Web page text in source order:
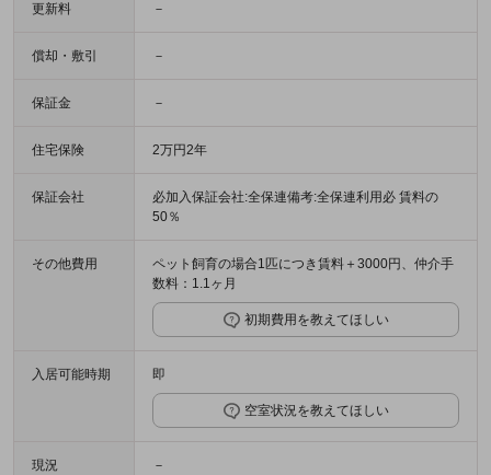
更新料 －
償却・敷引 －
保証金 －
住宅保険 2万円2年
保証会社
必加入保証会社:全保連備考:全保連利用必 賃料の
50％
その他費用
ペット飼育の場合1匹につき賃料＋3000円、仲介手
数料：1.1ヶ月
初期費用を教えてほしい
入居可能時期 即
空室状況を教えてほしい
現況 －